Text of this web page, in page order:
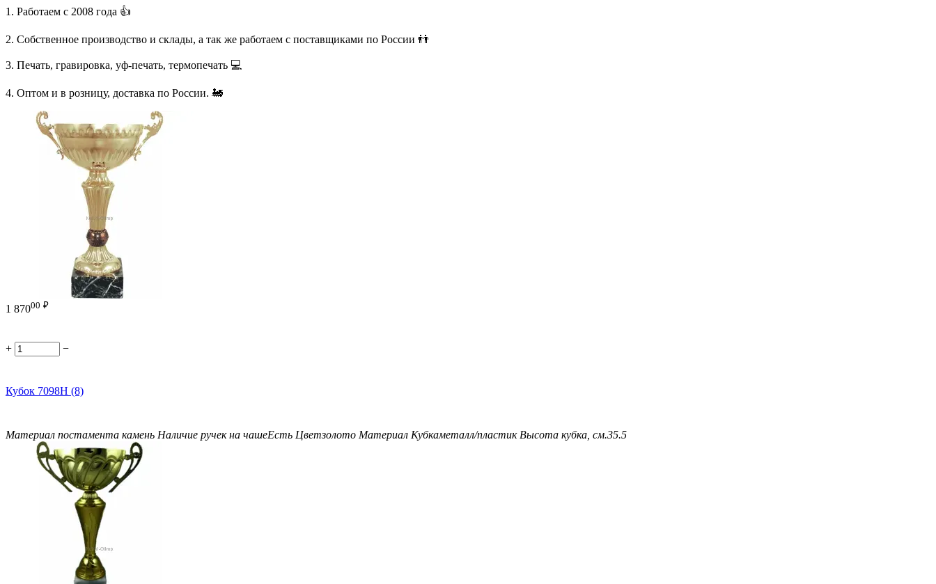
1. Работаем с 2008 года 👍
2. Собственное производство и склады, а так же работаем с поставщиками по России 👬
3. Печать, гравировка, уф-печать, термопечать 💻
4. Оптом и в розницу, доставка по России. 🚂
1 87000 ₽
+ −
Кубок 7098H (8)
Материал постамента камень Наличие ручек на чашеЕсть Цветзолото Материал Кубкаметалл/пластик Высота кубка, см.35.5